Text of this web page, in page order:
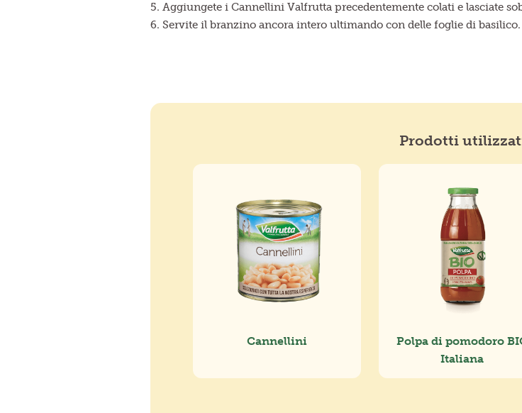
Aggiungete i Cannellini Valfrutta precedentemente colati e lasciate
Servite il branzino ancora intero ultimando con delle foglie di basilico.
Prodotti
Cannellini
Polpa di pomodoro
Italiana